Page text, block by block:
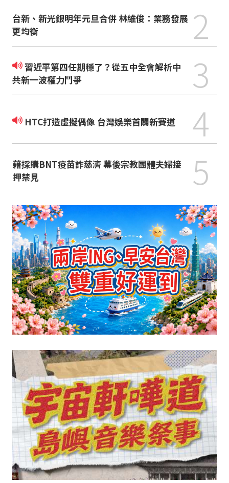
台新、新光銀明年元旦合併 林維俊：業務發展
更均衡
2
習近平第四任期穩了？從五中全會解析中
共新一波權力鬥爭
3
HTC打造虛擬偶像 台灣娛樂首闢新賽道 4
藉採購BNT疫苗詐慈濟 幕後宗教團體夫婦接
押禁見
5